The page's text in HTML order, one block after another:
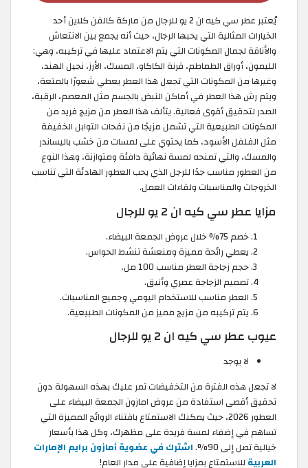
يُعتبر عطر سي كيه ان 2 يو للرجال من ماركة كالفن كلاين أحد
الخيارات المثالية التي يحبها الرجال، حيث أنه يجمع بين الانتعاش
والأناقة لجمال المكونات التي يتم الاعتماد عليها في تركيبه، وهي:
الليمون، أوراق الطماطم، قرنة الكاكاو، المسك، الأرز، نجيل الهند،
وغيرها من المكونات التي تجعل هذا العطر يعطي شعورًا بالمتعة،
ويتم رش هذا العطر في أماكن النبض بالجسم مثل المعصم، الرقبة،
الصدر لتحقيق أقوى فعالية. يتألف هذا العطر من مزيج فريد من
المكونات الطبيعية التي تشمل مزيجًا من نفحات التوابل الخفيفة
مثل الفلفل الأسود، كما يحتوي على لمسات من خشب باليساندر
والمسك، والتي تمنحه لمسة نهائية دافئة ومتوازنة، وهذا النوع
من العطور مناسب جدًا للرجل الذي يحب العطور الهادئة التي تناسب
الخروجات والمناسبات ولقاءات العمل.
مزايا عطر سي كيه ان 2 يو للرجال
خصم 75% خلال عروض الجمعة البيضاء.
يعطي رائحة مميزة ومنعشة تنشط الحواس.
حجم زجاجة العطر مناسب 100 مل.
تصميم الزجاجة عصري وأنيق.
العطر مناسب للاستخدام اليومي وجميع المناسبات.
يتم تركيبه من مزيج مميز من المكونات الطبيعية.
عيوب عطر سي كيه ان 2 يو للرجال
لا يوجد
لا تجعل هذه الفترة من التخفيضات تمر عليك بهذه السهولة دون
تحقيق أقصى استفادة من عروض امازون الجمعة البيضاء على
العطور 2026، حيث يمكنك الاستمتاع باقتناء الروائح المميزة التي
تساهم في إضفاء لمسة فريدة على مظهرك، وكل هذا بأسعار
خيالية تصل إلى 90%.
اشترك في عضوية أمازون برايم الإمارات
العربية للاستمتاع بمزايا إضافية على مدار العام!